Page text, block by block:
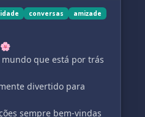
conversas amizade
que está por trás
divertido para
sempre bem-vindas